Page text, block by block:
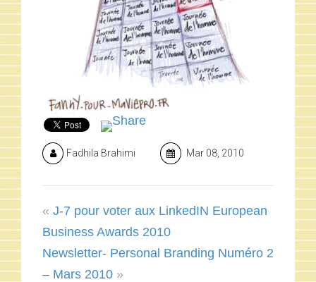
Fadhila Brahimi Mar 08, 2010
« J-7 pour voter aux LinkedIN European
Business Awards 2010
Newsletter- Personal Branding Numéro 2
– Mars 2010 »